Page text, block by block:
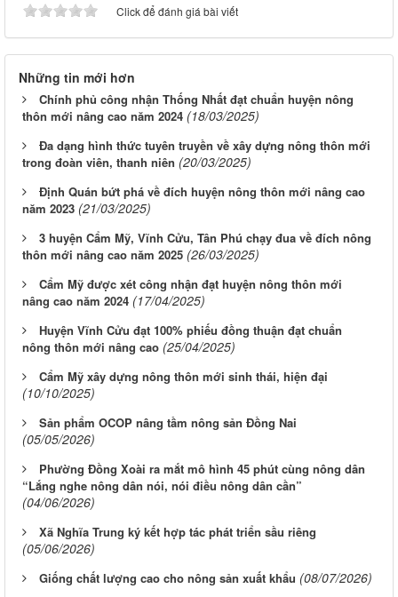
Click để đánh giá bài viết
Những tin mới hơn
Chính phủ công nhận Thống Nhất đạt chuẩn huyện nông
thôn mới nâng cao năm 2024 (18/03/2025)
Đa dạng hình thức tuyên truyền về xây dựng nông thôn mới
trong đoàn viên, thanh niên (20/03/2025)
Định Quán bứt phá về đích huyện nông thôn mới nâng cao
năm 2023 (21/03/2025)
3 huyện Cẩm Mỹ, Vĩnh Cửu, Tân Phú chạy đua về đích nông
thôn mới nâng cao năm 2025 (26/03/2025)
Cẩm Mỹ được xét công nhận đạt huyện nông thôn mới
nâng cao năm 2024 (17/04/2025)
Huyện Vĩnh Cửu đạt 100% phiếu đồng thuận đạt chuẩn
nông thôn mới nâng cao (25/04/2025)
Cẩm Mỹ xây dựng nông thôn mới sinh thái, hiện đại
(10/10/2025)
Sản phẩm OCOP nâng tầm nông sản Ðồng Nai
(05/05/2026)
Phường Đồng Xoài ra mắt mô hình 45 phút cùng nông dân
“Lắng nghe nông dân nói, nói điều nông dân cần”
(04/06/2026)
Xã Nghĩa Trung ký kết hợp tác phát triển sầu riêng
(05/06/2026)
Giống chất lượng cao cho nông sản xuất khẩu (08/07/2026)